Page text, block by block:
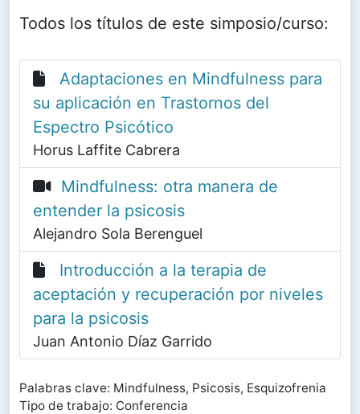
Todos los títulos de este simposio/curso:
Adaptaciones en Mindfulness para
su aplicación en Trastornos del
Espectro Psicótico
Horus Laffite Cabrera
Mindfulness: otra manera de
entender la psicosis
Alejandro Sola Berenguel
Introducción a la terapia de
aceptación y recuperación por niveles
para la psicosis
Juan Antonio Díaz Garrido
Palabras clave: Mindfulness, Psicosis, Esquizofrenia
Tipo de trabajo: Conferencia